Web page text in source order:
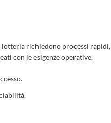
richiedono processi
con le esigenze operative.